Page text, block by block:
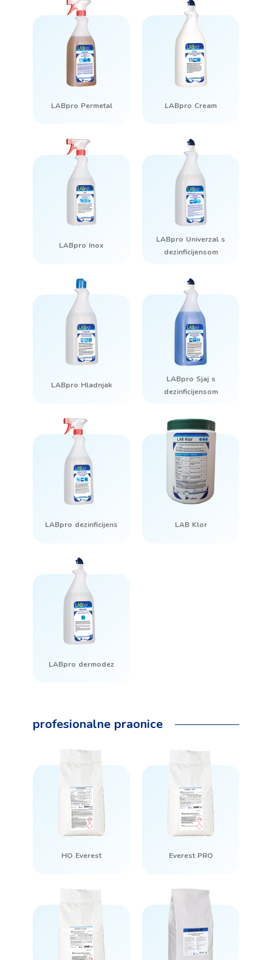
LABpro Permetal LABpro Cream
LABpro Inox
LABpro Univerzal s
dezinficijensom
LABpro Hladnjak
LABpro Sjaj s
dezinficijensom
LABpro dezinficijens LAB Klor
LABpro dermodez
profesionalne praonice
HO Everest Everest PRO